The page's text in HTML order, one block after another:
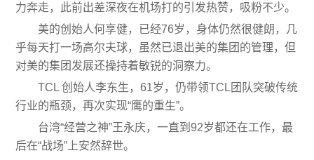
力奔走，此前出差深夜在机场打的引发热赞，吸粉不少。
美的创始人何享健，已经76岁，身体仍然很健朗，几
乎每天打一场高尔夫球，虽然已退出美的集团的管理，但
对美的集团发展还操持着敏锐的洞察力。
TCL 创始人李东生，61岁，仍带领TCL团队突破传统
行业的瓶颈，再次实现“鹰的重生”。
台湾“经营之神”王永庆，一直到92岁都还在工作，最
后在“战场”上安然辞世。